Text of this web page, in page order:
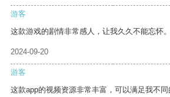
游客
这款游戏的剧情非常感人，让我久久不能忘怀。
2024-09-20
游客
这款app的视频资源非常丰富，可以满足我不同